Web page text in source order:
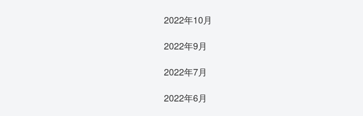
2022年10月
2022年9月
2022年7月
2022年6月